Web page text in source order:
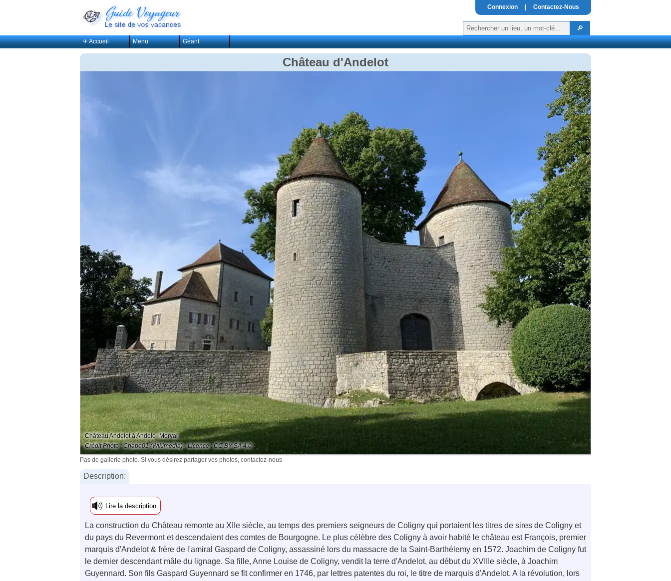
Connexion Contactez-Nous
✈ Accueil Menu Géant
Château d'Andelot
Château Andelot à Andelo- Morval
Crédit Photo : Chabe01 (Wikimedia) - Licence : CC BY-SA 4.0
Pas de gallerie photo. Si vous désirez partager vos photos, contactez-nous
Description:
Lire la description
La construction du Château remonte au XIIe siècle, au temps des premiers seigneurs de Coligny qui portaient les titres de sires de Coligny et
du pays du Revermont et descendaient des comtes de Bourgogne. Le plus célèbre des Coligny à avoir habité le château est François, premier
marquis d'Andelot & frère de l'amiral Gaspard de Coligny, assassiné lors du massacre de la Saint-Barthélemy en 1572. Joachim de Coligny fut
le dernier descendant mâle du lignage. Sa fille, Anne Louise de Coligny, vendit la terre d'Andelot, au début du XVIIIe siècle, à Joachim
Guyennard. Son fils Gaspard Guyennard se fit confirmer en 1746, par lettres patentes du roi, le titre de marquis d'Andelot. A la révolution, lors